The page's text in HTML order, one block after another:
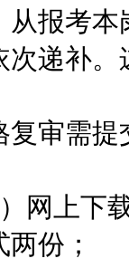
从报考
次递补
需提
上下载
份；